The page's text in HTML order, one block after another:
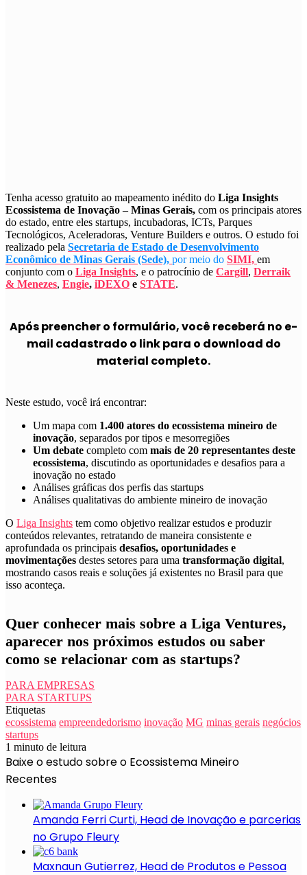
Tenha acesso gratuito ao mapeamento inédito do Liga Insights
Ecossistema de Inovação – Minas Gerais, com os principais atores
do estado, entre eles startups, incubadoras, ICTs, Parques
Tecnológicos, Aceleradoras, Venture Builders e outros. O estudo foi
realizado pela Secretaria de Estado de Desenvolvimento
Econômico de Minas Gerais (Sede), por meio do SIMI, em
conjunto com o Liga Insights, e o patrocínio de Cargill, Derraik
& Menezes, Engie, iDEXO e STATE.
Após preencher o formulário, você receberá no e-
mail cadastrado o link para o download do
material completo.
Neste estudo, você irá encontrar:
Um mapa com 1.400 atores do ecossistema mineiro de
inovação, separados por tipos e mesorregiões
Um debate completo com mais de 20 representantes deste
ecossistema, discutindo as oportunidades e desafios para a
inovação no estado
Análises gráficas dos perfis das startups
Análises qualitativas do ambiente mineiro de inovação
O Liga Insights tem como objetivo realizar estudos e produzir
conteúdos relevantes, retratando de maneira consistente e
aprofundada os principais desafios, oportunidades e
movimentações destes setores para uma transformação digital,
mostrando casos reais e soluções já existentes no Brasil para que
isso aconteça.
Quer conhecer mais sobre a Liga Ventures,
aparecer nos próximos estudos ou saber
como se relacionar com as startups?
PARA EMPRESAS
PARA STARTUPS
Etiquetas
ecossistema empreendedorismo inovação MG minas gerais negócios
startups
1 minuto de leitura
Baixe o estudo sobre o Ecossistema Mineiro
Recentes
Amanda Ferri Curti, Head de Inovação e parcerias
no Grupo Fleury
Maxnaun Gutierrez, Head de Produtos e Pessoa